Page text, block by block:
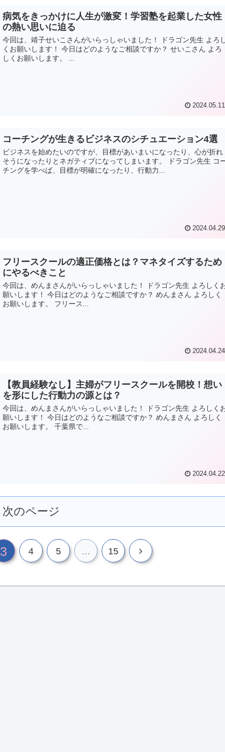
病気をきっかけに人生が激変！学習塾を起業した女性
の熱い思いに迫る
今回は、靖子せいこさんがいらっしゃいました！ ドラゴン先生 よろ
くお願いします！ 今日はどのようなご相談ですか？ せいこさん よろ
しくお願いします。 ...
2024.05.11
コーチングが生きるビジネスのシチュエーション4選
ビジネスを始めたいのですが、目標があいまいになったり、心が折れ
そうになったりとネガティブになってしまいます。 ドラゴン先生 コ
チングを学べば、目標が明確になったり、行動力...
2024.04.29
フリースクールの適正価格とは？マネタイズするため
にやるべきこと
今回は、めんまさんがいらっしゃいました！ ドラゴン先生 よろしく
願いします！ 今日はどのようなご相談ですか？ めんまさん よろしく
お願いします。 フリース...
2024.04.24
【教員経験なし】主婦がフリースクールを開校！想い
を形にした行動力の源とは？
今回は、めんまさんがいらっしゃいました！ ドラゴン先生 よろしく
願いします！ 今日はどのようなご相談ですか？ めんまさん よろしく
お願いします。 千葉県で...
2024.04.22
次のページ
3 4 5 … 15